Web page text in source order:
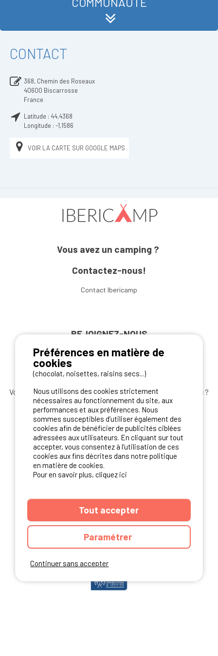
CONTACT
368, Chemin des Roseaux
40600 Biscarrosse
France
Latitude : 44,4368
Longitude : -1,1586
VOIR LA CARTE SUR GOOGLE MAPS
Vous avez un camping ?
Contactez-nous!
Contact Ibericamp
REJOIGNEZ-NOUS
Vous souhaitez bénéficier desmeilleures offres camping ?
Abonnez-vous à la newsletterdès aujourd'hui
S'ABONNER
NOS PARTENAIRES
Continuer sans accepter
Préférences en matière de
cookies
(chocolat, noisettes, raisins secs...)
Nous utilisons des cookies strictement
nécessaires au fonctionnement du site, aux
performances et aux préférences. Nous
sommes susceptibles d’utiliser également des
cookies afin de bénéficier de publicités ciblées
adressées aux utilisateurs. En cliquant sur tout
accepter, vous consentez à l'utilisation de ces
cookies aux fins décrites dans notre politique
en matière de cookies.
Pour en savoir plus, cliquez ici
Tout accepter
Paramétrer